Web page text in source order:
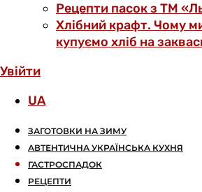
Рецепти пасок з ТМ
Хлібний крафт. Чому
купуємо хліб на
Увійти
UA
ЗАГОТОВКИ НА ЗИМУ
АВТЕНТИЧНА УКРАЇНСЬКА КУХНЯ
ГАСТРОСПАДОК
РЕЦЕПТИ